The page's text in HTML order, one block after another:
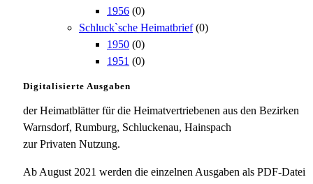
1956 (0)
Schluck`sche Heimatbrief (0)
1950 (0)
1951 (0)
Digitalisierte Ausgaben
der Heimatblätter für die Heimatvertriebenen aus den Bezirken
Warnsdorf, Rumburg, Schluckenau, Hainspach
zur Privaten Nutzung.
Ab August 2021 werden die einzelnen Ausgaben als PDF-Datei